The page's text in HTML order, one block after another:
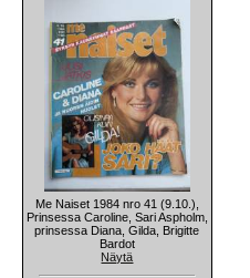
Me Naiset 1984 nro 41 (9.10.),
Prinsessa Caroline, Sari Aspholm,
prinsessa Diana, Gilda, Brigitte
Bardot
Näytä